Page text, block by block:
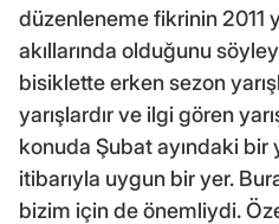
düzenleneme fikrinin 2011
akıllarında olduğunu
bisiklette erken sezon
yarışlardır ve ilgi gören
konuda Şubat ayındaki bir
itibarıyla uygun bir yer.
bizim için de önemliydi.